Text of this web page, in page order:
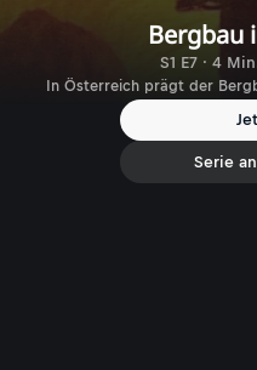
Bergbau
S1 E7 · 4
In Österreich prägt der
Serie